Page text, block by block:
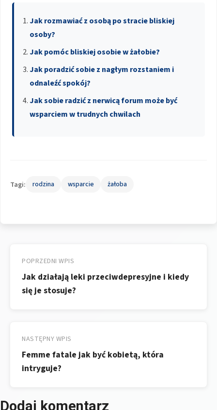
Jak rozmawiać z osobą po stracie bliskiej
osoby?
Jak pomóc bliskiej osobie w żałobie?
Jak poradzić sobie z nagłym rozstaniem i
odnaleźć spokój?
Jak sobie radzić z nerwicą forum może być
wsparciem w trudnych chwilach
Tagi: rodzina wsparcie żałoba
wpisu
POPRZEDNI WPIS
Jak działają leki przeciwdepresyjne i kiedy
się je stosuje?
NASTĘPNY WPIS
Femme fatale jak być kobietą, która
intryguje?
Dodaj komentarz